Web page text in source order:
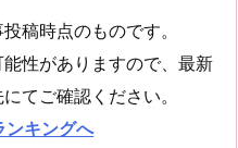
稿時点のものです。
性がありますので、最新
てご確認ください。
ンキングへ